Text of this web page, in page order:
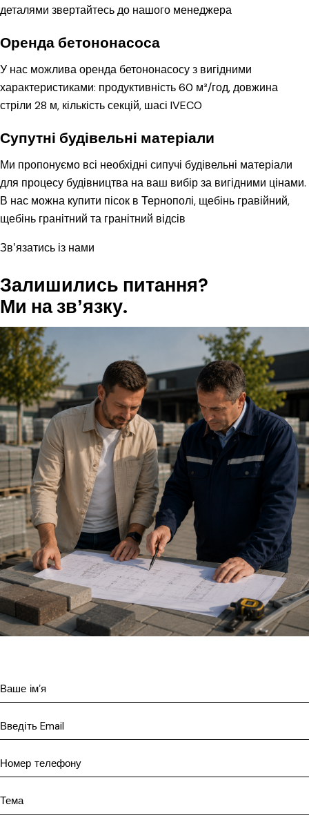
деталями звертайтесь до нашого менеджера
Оренда бетононасоса
У нас можлива оренда бетононасосу з вигідними
характеристиками: продуктивність 60 м³/год, довжина
стріли 28 м, кількість секцій, шасі IVECO
Супутні будівельні матеріали
Ми пропонуємо всі необхідні сипучі будівельні матеріали
для процесу будівництва на ваш вибір за вигідними цінами.
В нас можна купити пісок в Тернополі, щебінь гравійний,
щебінь гранітний та гранітний відсів
Звʼязатись із нами
Залишились питання?
Ми на звʼязку.